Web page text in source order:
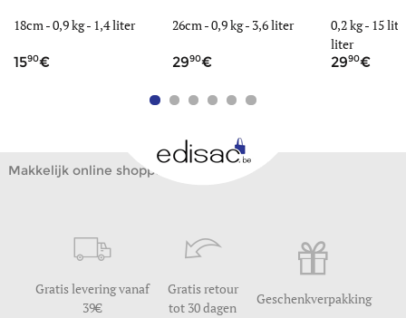
18cm -0,9 kg- 1,4 liter
1590
26cm -0,9 kg- 3,6 liter
2990
0,2 kg- 15
liter
2990
Makkelijk online shoppen
Gratis levering vanaf
39
Gratis retour
tot 30 dagen
Geschenkverpakking